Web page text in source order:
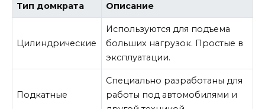
Тип домкрата Описание
Цилиндрические
Используются для подъема
больших нагрузок. Простые в
эксплуатации.
Подкатные
Специально разработаны для
работы под автомобилями и